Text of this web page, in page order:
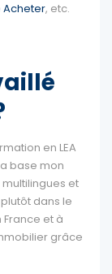
, etc.
en LEA
base mon
et
dans le
et à
grâce